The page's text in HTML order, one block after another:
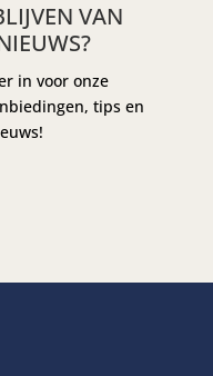
VAN
in voor onze
tips en